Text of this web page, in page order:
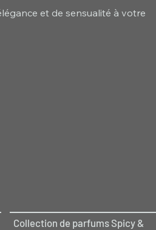
et de sensualité à votre
Collection de parfums Spicy &